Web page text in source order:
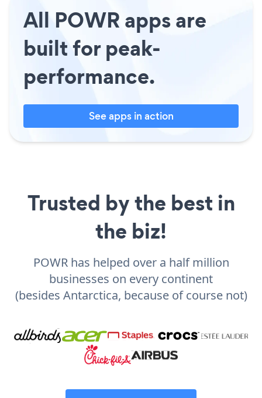
All POWR apps are
built for peak-
performance.
See apps in action
Trusted by the best in
the biz!
POWR has helped over a half million
businesses on every continent
(besides Antarctica, because of course not)